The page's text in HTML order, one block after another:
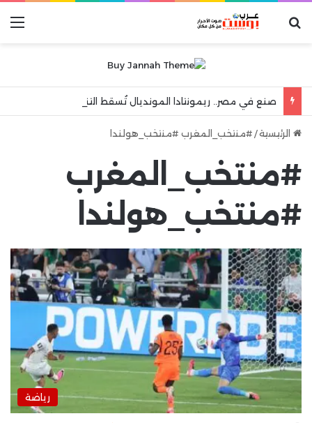
بحث عن
الرئيسية/ #منتخب_المغرب #منتخب_هولندا
#منتخب_المغرب
#منتخب_هولندا
رياضة